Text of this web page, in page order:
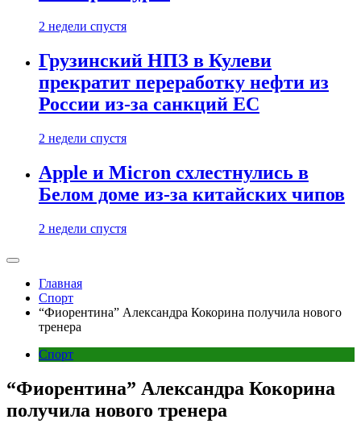
2 недели спустя
Грузинский НПЗ в Кулеви
прекратит переработку нефти из
России из-за санкций ЕС
2 недели спустя
Apple и Micron схлестнулись в
Белом доме из-за китайских чипов
2 недели спустя
Главная
Спорт
“Фиорентина” Александра Кокорина получила нового
тренера
Спорт
“Фиорентина” Александра Кокорина
получила нового тренера